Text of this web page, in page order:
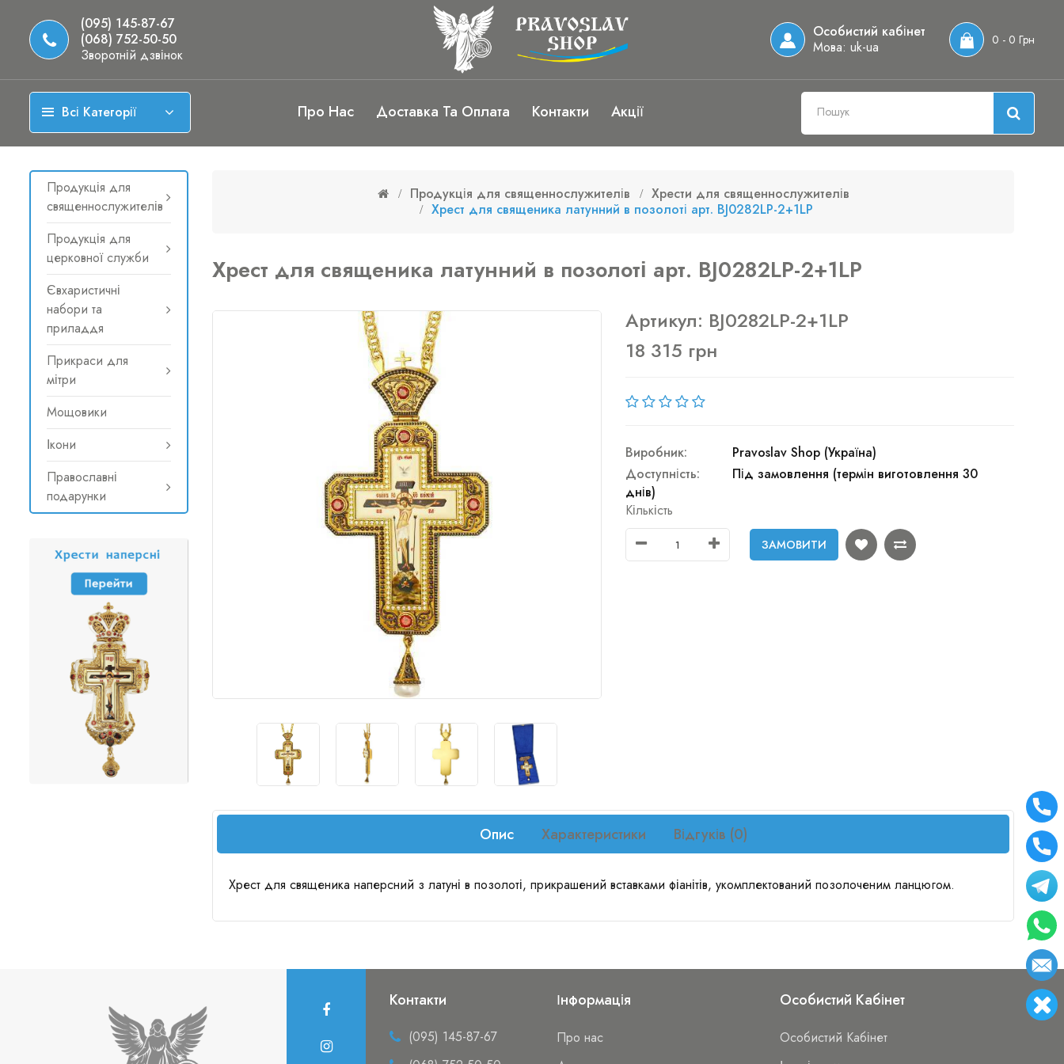
(095) 145-87-67
(068) 752-50-50
Зворотній дзвінок
Особистий кабінет
Мова: uk-ua 0 - 0 Грн
Всі Категорії Про Нас Доставка Та Оплата Контакти Акції
Продукція для
священнослужителів
Продукція для
церковної служби
Євхаристичні
набори та
приладдя
Прикраси для
мітри
Мощовики
Ікони
Православні
подарунки
Продукція для священнослужителів
Хрести для священнослужителів
Хрест для священика латунний в позолоті арт. BJ0282LP-2+1LP
Хрест для священика латунний в позолоті арт. BJ0282LP-2+1LP
Артикул: BJ0282LP-2+1LP
18 315 грн
Виробник:
Pravoslav Shop (Україна)
Доступність:
Під замовлення (термін виготовлення 30
днів)
Кількість
ЗАМОВИТИ
Опис Характеристики Відгуків (0)
Хрест для священика наперсний з латуні в позолоті, прикрашений вставками фіанітів, укомплектований позолоченим ланцюгом.
Контакти
(095) 145-87-67
Інформація
Про нас
Особистий Кабінет
Особистий Кабінет